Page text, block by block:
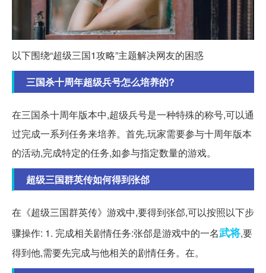
以下围绕“超级三国1攻略”主题解决网友的困惑
三国杀十周年超级兵号怎么培养的?
在三国杀十周年版本中,超级兵号是一种特殊的称号,可以通
过完成一系列任务来培养。首先,玩家需要参与十周年版本
的活动,完成特定的任务,如参与指定数量的游戏。
超级三国群英传如何得到张郃
在《超级三国群英传》游戏中,要得到张郃,可以按照以下步
骤操作: 1. 完成相关剧情任务:张郃是游戏中的一名武将,要
得到他,需要先完成与他相关的剧情任务。在。